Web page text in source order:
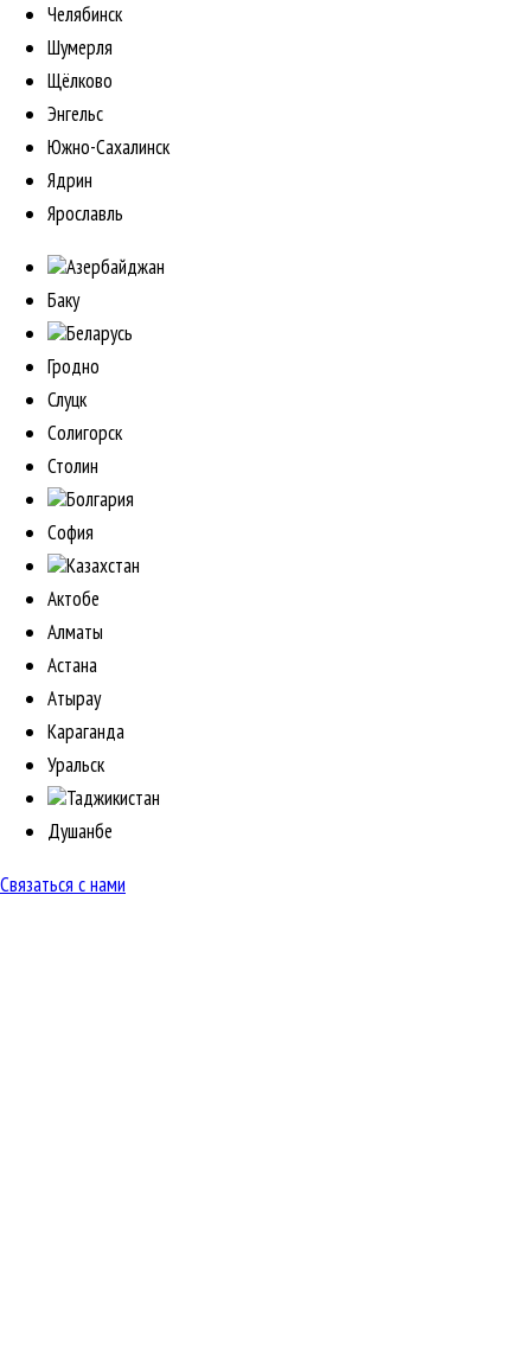
Челябинск
Шумерля
Щёлково
Энгельс
Южно-Сахалинск
Ядрин
Ярославль
Азербайджан
Баку
Беларусь
Гродно
Слуцк
Солигорск
Столин
Болгария
София
Казахстан
Актобе
Алматы
Астана
Атырау
Караганда
Уральск
Таджикистан
Душанбе
Связаться с нами